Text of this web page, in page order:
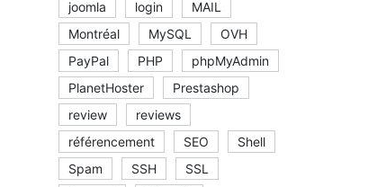
joomla
login
MAIL
Montréal
MySQL
OVH
PayPal
PHP
phpMyAdmin
PlanetHoster
Prestashop
review
reviews
référencement
SEO
Shell
Spam
SSH
SSL